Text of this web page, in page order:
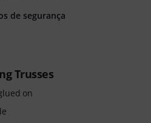
Trusses
on
de segurança